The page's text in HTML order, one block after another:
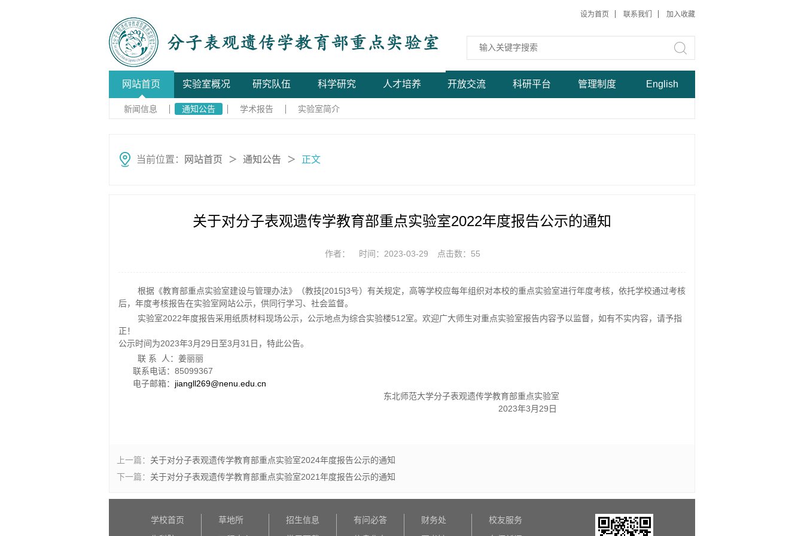
设为首页 联系我们 加入收藏
网站首页 实验室概况 研究队伍 科学研究 人才培养 开放交流 科研平台 管理制度 English
新闻信息 通知公告 学术报告 实验室简介
当前位置： 网站首页 ＞ 通知公告 ＞ 正文
关于对分子表观遗传学教育部重点实验室2022年度报告公示的通知
作者： 时间：2023-03-29 点击数： 55
根据《教育部重点实验室建设与管理办法》（教技[2015]3号）有关规定，高等学校应每年组织对本校的重点实验室进行年度考核，依托学校通过考核
后，年度考核报告在实验室网站公示，供同行学习、社会监督。
实验室2022年度报告采用纸质材料现场公示，公示地点为综合实验楼512室。欢迎广大师生对重点实验室报告内容予以监督，如有不实内容，请予指
正！
公示时间为2023年3月 29 日至3月31 日，特此公告。
联 系 人：姜丽丽
联系电话： 85099367
电子邮箱： jiangll269@nenu.edu.cn
东北师范大学分子表观遗传学教育部重点实验室
2023年3月 29 日
上一篇： 关于对分子表观遗传学教育部重点实验室2024年度报告公示的通知
下一篇： 关于对分子表观遗传学教育部重点实验室2021年度报告公示的通知
学校首页
草地所
招生信息
有问必答
财务处
校友服务